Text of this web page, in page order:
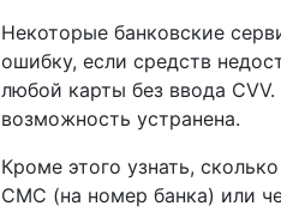
Некоторые банковские
ошибку, если средств
любой карты без ввода
возможность устранена.
Кроме этого узнать,
СМС (на номер банка) или